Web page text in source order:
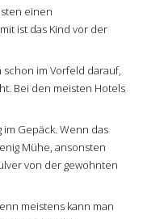
einen
ist das Kind vor der
im Vorfeld darauf,
Bei den meisten Hotels
Gepäck. Wenn das
Mühe, ansonsten
von der gewohnten
meistens kann man